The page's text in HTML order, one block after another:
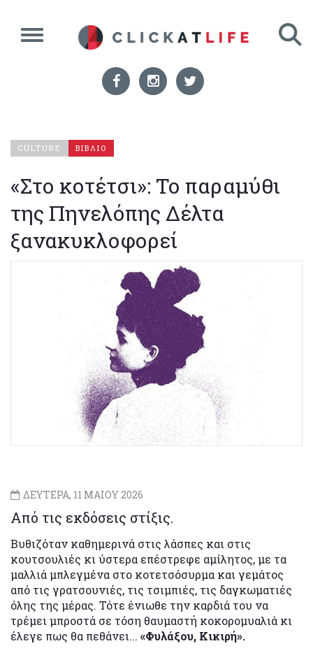
CULTURE ΒΙΒΛΙΟ
«Στο κοτέτσι»: Το παραμύθι
της Πηνελόπης Δέλτα
ξανακυκλοφορεί
ΔΕΥΤΕΡΑ, 11 ΜΑΙΟΥ 2026
Από τις εκδόσεις στίξις.
Βυθιζόταν καθημερινά στις λάσπες και στις
κουτσουλιές κι ύστερα επέστρεφε αμίλητος, με τα
μαλλιά μπλεγμένα στο κοτετσόσυρμα και γεμάτος
από τις γρατσουνιές, τις τσιμπιές, τις δαγκωματιές
όλης της μέρας. Τότε ένιωθε την καρδιά του να
τρέμει μπροστά σε τόση θαυμαστή κοκορομυαλιά κι
έλεγε πως θα πεθάνει... «Φυλάξου, Κικιρή».